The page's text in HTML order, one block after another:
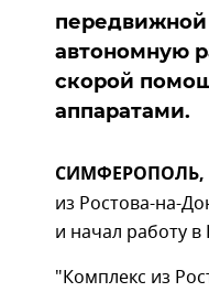
передвижной
автономную
скорой
аппаратами.
СИМФЕРОПОЛЬ,
из Ростова-на-
и начал работу
"Комплекс из